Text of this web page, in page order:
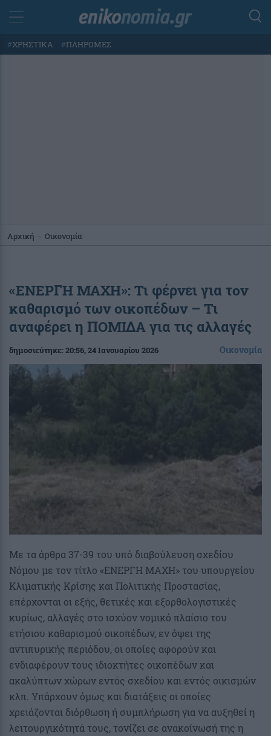
#ΧΡΗΣΤΙΚΑ #ΠΛΗΡΩΜΕΣ
Αρχική - Οικονομία
«ΕΝΕΡΓΗ ΜΑΧΗ»: Τι φέρνει για τον
καθαρισμό των οικοπέδων – Τι
αναφέρει η ΠΟΜΙΔΑ για τις αλλαγές
δημοσιεύτηκε:20:56, 24 Ιανουαρίου 2026 Οικονομία
Με τα άρθρα 37-39 του υπό διαβούλευση σχεδίου
Νόμου με τον τίτλο «ΕΝΕΡΓΗ ΜΑΧΗ» του υπουργείου
Κλιματικής Κρίσης και Πολιτικής Προστασίας,
επέρχονται οι εξής, θετικές και εξορθολογιστικές
κυρίως, αλλαγές στο ισχύον νομικό πλαίσιο του
ετήσιου καθαρισμού οικοπέδων, εν όψει της
αντιπυρικής περιόδου, οι οποίες αφορούν και
ενδιαφέρουν τους ιδιοκτήτες οικοπέδων και
ακαλύπτων χώρων εντός σχεδίου και εντός οικισμών
κλπ. Υπάρχουν όμως και διατάξεις οι οποίες
χρειάζονται διόρθωση ή συμπλήρωση για να αυξηθεί η
λειτουργικότητά τους, τονίζει σε ανακοίνωσή της η